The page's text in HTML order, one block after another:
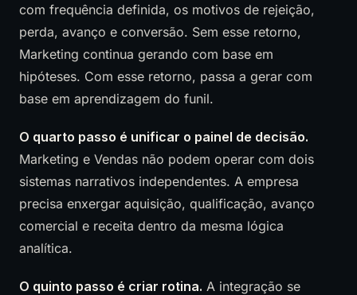
com frequência definida, os motivos de rejeição,
perda, avanço e conversão. Sem esse retorno,
Marketing continua gerando com base em
hipóteses. Com esse retorno, passa a gerar com
base em aprendizagem do funil.
O quarto passo é unificar o painel de decisão.
Marketing e Vendas não podem operar com dois
sistemas narrativos independentes. A empresa
precisa enxergar aquisição, qualificação, avanço
comercial e receita dentro da mesma lógica
analítica.
O quinto passo é criar rotina. A integração se